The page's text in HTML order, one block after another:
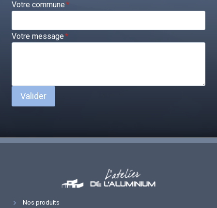
Votre commune*
Votre message*
Valider
Nos produits